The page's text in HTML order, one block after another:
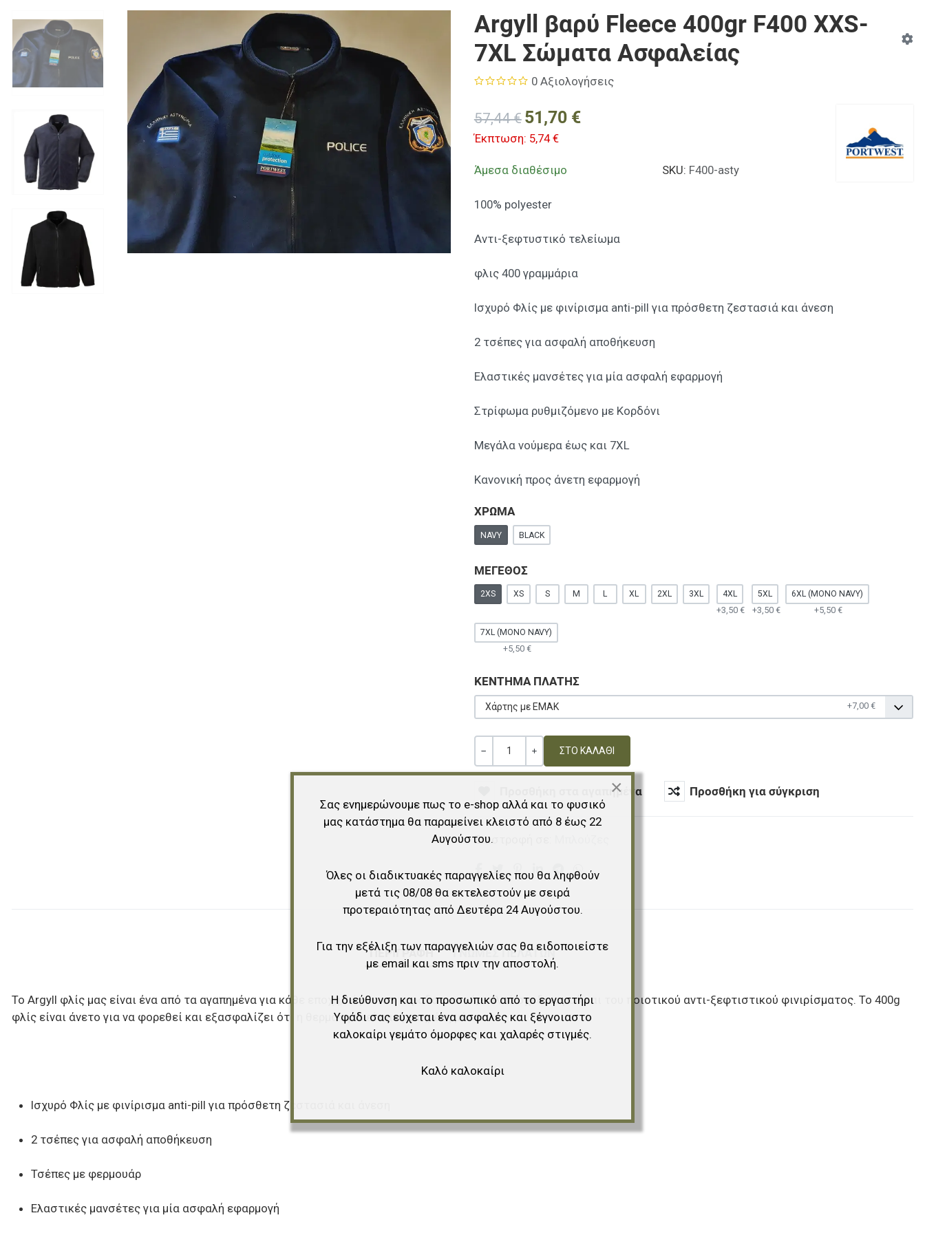
Argyll βαρύ Fleece 400gr F400 XXS-
7XL Σώματα Ασφαλείας
0 Αξιολογήσεις
57,44 € 51,70 €
Έκπτωση: 5,74 €
Άμεσα διαθέσιμο SKU: F400-asty
100% polyester
Αντι-ξεφτυστικό τελείωμα
φλις 400 γραμμάρια
Iσχυρό Φλίς με φινίρισμα anti-pill για πρόσθετη ζεστασιά και άνεση
2 τσέπες για ασφαλή αποθήκευση
Ελαστικές μανσέτες για μία ασφαλή εφαρμογή
Στρίφωμα ρυθμιζόμενο με Κορδόνι
Μεγάλα νούμερα έως και 7XL
Κανονική προς άνετη εφαρμογή
ΧΡΩΜΑ
NAVY BLACK
ΜΕΓΕΘΟΣ
2XS XS S M L XL 2XL 3XL 4XL
+3,50 €
5XL
+3,50 €
6XL (ΜΌΝΟ NAVY)
+5,50 €
7XL (ΜΌΝΟ NAVY)
+5,50 €
ΚΕΝΤΗΜΑ ΠΛΑΤΗΣ
Χάρτης με ΕΜΑΚ +7,00 €
Ποσότητα
Προσθήκη στα αγαπημένα Προσθήκη για σύγκριση
Επιστροφή σε:
ΠΕΡΙΓΡΑΦΉ ΓΝΏΜΕΣ ΠΕΛΑΤΏΝ
Το Argyll φλίς μας είναι ένα από τα αγαπημένα για κάθε εποχή, λόγω του παραδοσιακού, απλού σχεδιασμού και του ποιοτικού αντι-ξεφτιστικού φινιρίσματος. Το 400g
φλίς είναι άνετο για να φορεθεί και εξασφαλίζει ότι η θερμότητα είναι κρατημένη μέσα.
Ισχυρό Φλίς με φινίρισμα anti-pill για πρόσθετη ζεστασιά και άνεση
2 τσέπες για ασφαλή αποθήκευση
Τσέπες με φερμουάρ
Ελαστικές μανσέτες για μία ασφαλή εφαρμογή
×
Σας ενημερώνουμε πως το e-shop αλλά και το φυσικό
μας κατάστημα θα παραμείνει κλειστό από 8 έως 22
Αυγούστου.
Όλες οι διαδικτυακές παραγγελίες που θα ληφθούν
μετά τις 08/08 θα εκτελεστούν με σειρά
προτεραιότητας από Δευτέρα 24 Αυγούστου.
Για την εξέλιξη των παραγγελιών σας θα ειδοποιείστε
με email και sms πριν την αποστολή.
Η διεύθυνση και το προσωπικό από το εργαστήρι
Υφάδι σας εύχεται ένα ασφαλές και ξέγνοιαστο
καλοκαίρι γεμάτο όμορφες και χαλαρές στιγμές.
Καλό καλοκαίρι